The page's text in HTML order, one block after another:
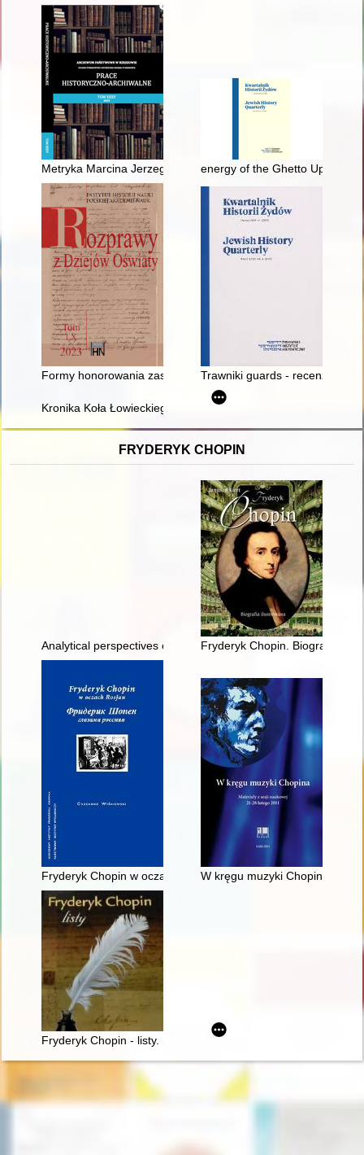
Metryka Marcina Jerzego Lubomirskiego : przyczynek do
energy of the Ghetto Uprising
Formy honorowania zasłużonych historyków związanych z
Trawniki guards - recenzja]
Kronika Koła Łowieckiego "Orzeł" w Myślenicach : historia i
FRYDERYK CHOPIN
Analytical perspectives on the music of Chopin
Fryderyk Chopin. Biografia
Fryderyk Chopin w oczach Rosjan. Antologia. Friderik źopen
W kręgu muzyki Chopina.
Fryderyk Chopin - listy. Skarbiec spuścizny epistolarnej w